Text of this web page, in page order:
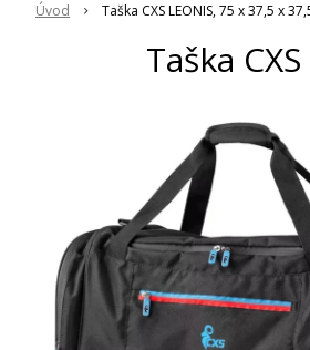
Úvod Taška CXS LEONIS, 75 x 37,5 x
Taška